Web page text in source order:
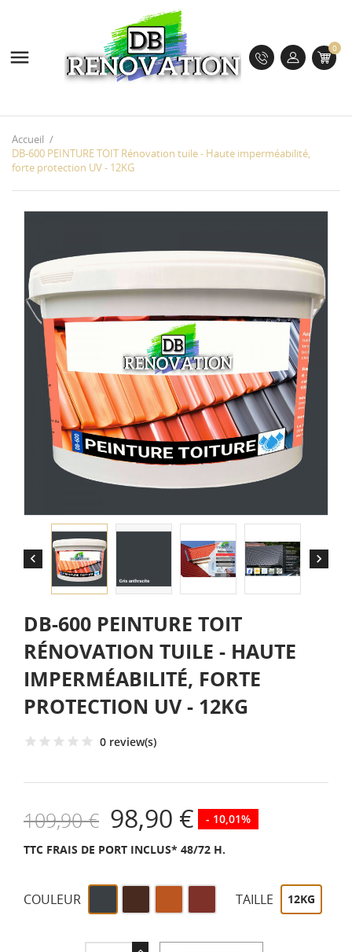
 0
Accueil
DB-600 PEINTURE TOIT Rénovation tuile - Haute imperméabilité,
forte protection UV - 12KG
 
DB-600 PEINTURE TOIT
RÉNOVATION TUILE - HAUTE
IMPERMÉABILITÉ, FORTE
PROTECTION UV - 12KG
0 review(s)
109,90 € 98,90 € - 10,01%
TTC FRAIS DE PORT INCLUS* 48/72 H.
COULEUR MarronRAL
RAL
TAILLE 12KG